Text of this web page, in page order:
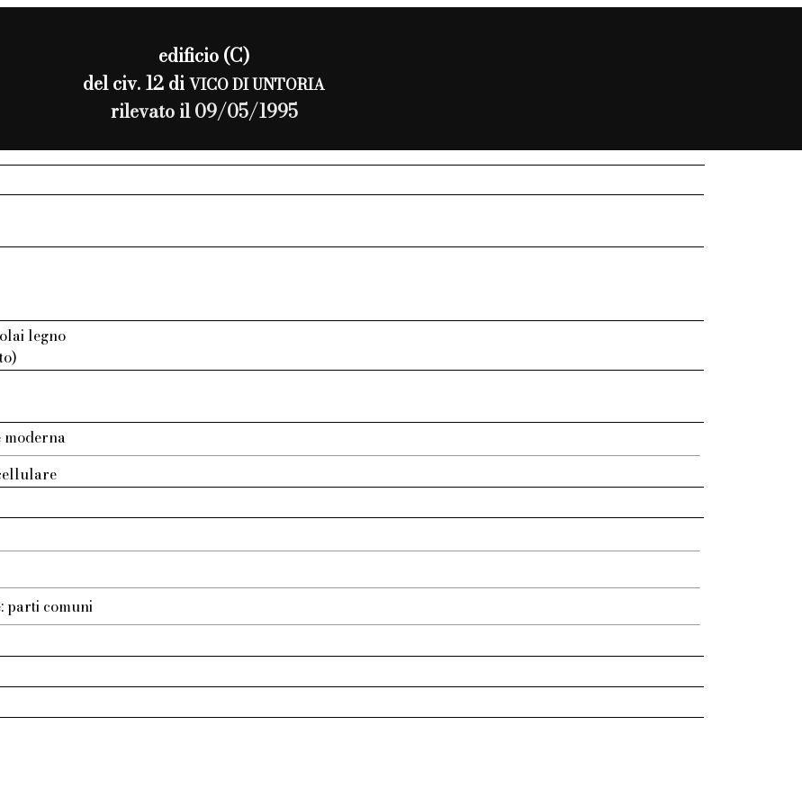
edificio (C)
del civ. 12 diVICO DI UNTORIA
rilevato il 09/05/1995
legno
moderna
parti comuni